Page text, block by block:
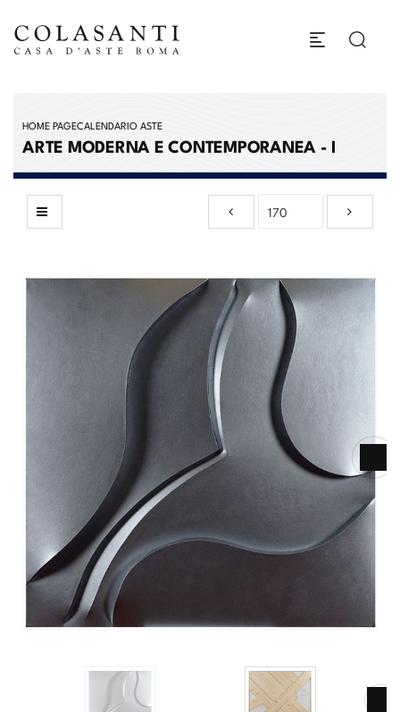
HOME PAGECALENDARIO ASTE
ARTE MODERNA E CONTEMPORANEA - I